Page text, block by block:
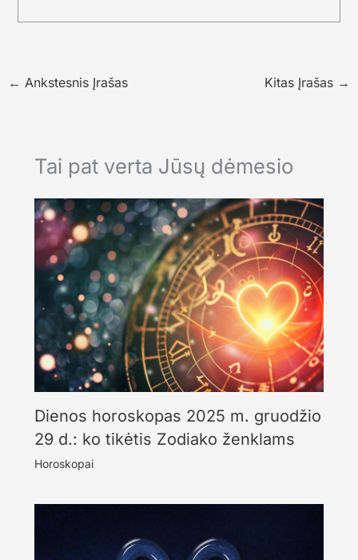
← Ankstesnis Įrašas Kitas Įrašas →
Tai pat verta Jūsų dėmesio
Dienos horoskopas 2025 m. gruodžio
29 d.: ko tikėtis Zodiako ženklams
Horoskopai